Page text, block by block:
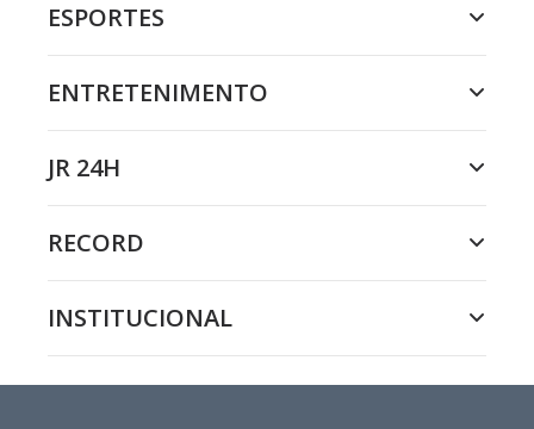
ESPORTES
ENTRETENIMENTO
JR 24H
RECORD
INSTITUCIONAL